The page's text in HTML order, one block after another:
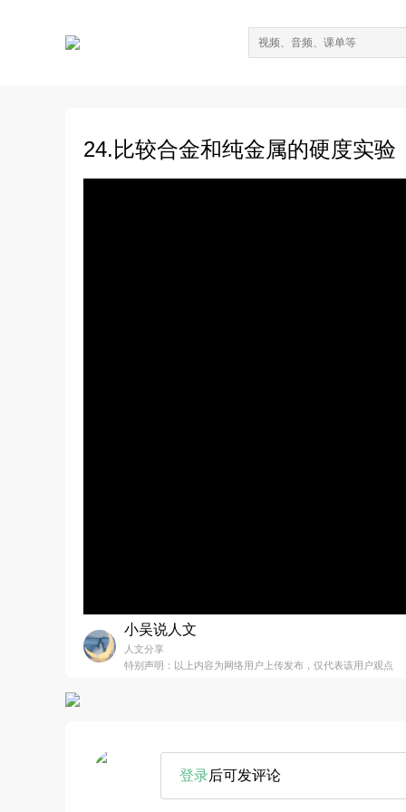
24.比较合金和纯金属的硬度实验
小吴说人文
人文分享
特别声明：以上内容为网络用户上传发布，仅代表该用户观点
登录后可发评论